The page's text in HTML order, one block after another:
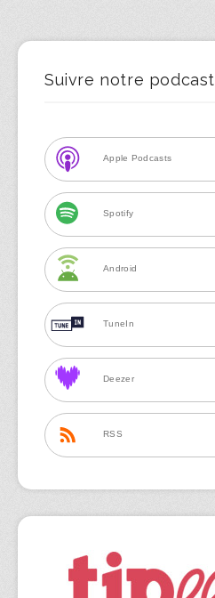
Suivre notre podcast
Apple Podcasts
Spotify
Android
TuneIn
Deezer
RSS